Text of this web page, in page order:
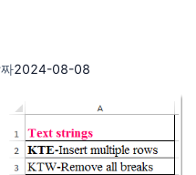
2024-08-08